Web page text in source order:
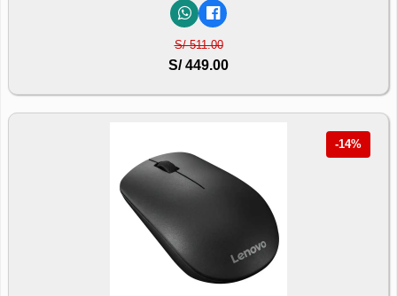
S/ 511.00
S/ 449.00
-14%